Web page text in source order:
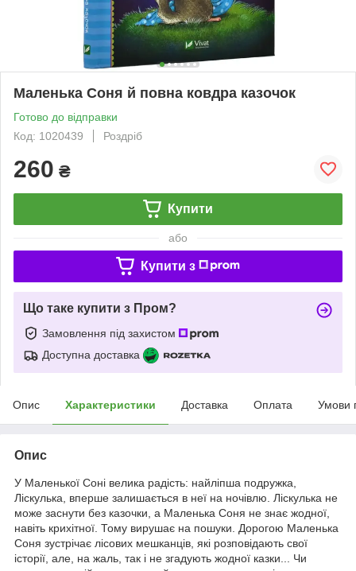
Маленька Соня й повна ковдра казочок
Готово до відправки
Код: 1020439
Роздріб
260 ₴
Купити
або
Купити з
Що таке купити з Пром?
Замовлення під захистом
Доступна доставка
Опис Характеристики Доставка Оплата Умови
Опис
У Маленької Соні велика радість: найліпша подружка,
Ліскулька, вперше залишається в неї на ночівлю. Ліскулька не
може заснути без казочки, а Маленька Соня не знає жодної,
навіть крихітної. Тому вирушає на пошуки. Дорогою Маленька
Соня зустрічає лісових мешканців, які розповідають свої
історії, але, на жаль, так і не згадують жодної казки... Чи